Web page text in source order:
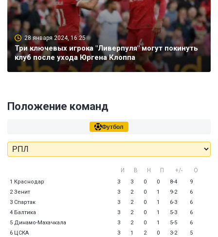
28 января 2024, 16:25
Три ключевых игрока "Ливерпуля" могут покинуть
клуб после ухода Юргена Клоппа
Положение команд
Футбол
И В Н П +/- О
1 Краснодар 3 3 0 0 8-4
9
2 Зенит
3 2 0 1 9-2
6
3 Спартак
3 2 0 1 6-3
6
4 Балтика
3 2 0 1 5-3
6
5 Динамо-Махачкала
3 2 0 1 5-5
6
6 ЦСКА
3 1 2 0 3-2
5